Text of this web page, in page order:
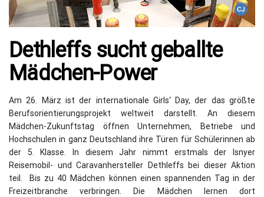
Dethleffs sucht geballte
Mädchen-Power
Am 26. März ist der internationale Girls‘ Day, der das größte
Berufsorientierungsprojekt weltweit darstellt. An diesem
Mädchen-Zukunftstag öffnen Unternehmen, Betriebe und
Hochschulen in ganz Deutschland ihre Türen für Schülerinnen ab
der 5. Klasse. In diesem Jahr nimmt erstmals der Isnyer
Reisemobil- und Caravanhersteller Dethleffs bei dieser Aktion
teil. Bis zu 40 Mädchen können einen spannenden Tag in der
Freizeitbranche verbringen. Die Mädchen lernen dort